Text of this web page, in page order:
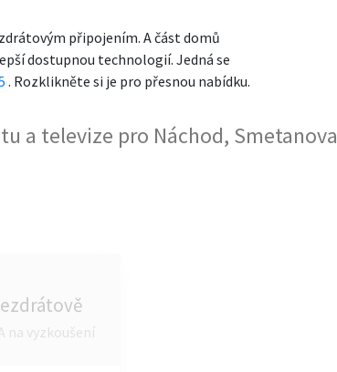
připojením. A část domů
dostupnou technologií. Jedná se
. Rozklikněte si je pro přesnou nabídku.
a televize pro Náchod, Smetanova
na vyzkoušení